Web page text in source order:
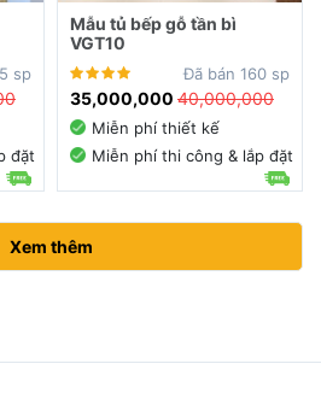
sp
đặt
Mẫu tủ bếp gỗ tần bì
VGT10
Đã bán 160 sp
35,000,000 40,000,000
Miễn phí thiết kế
Miễn phí thi công & lắp đặt
Xem thêm